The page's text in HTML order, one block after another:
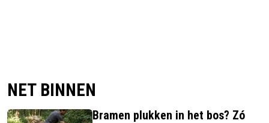
NET BINNEN
Bramen plukken in het bos? Zó